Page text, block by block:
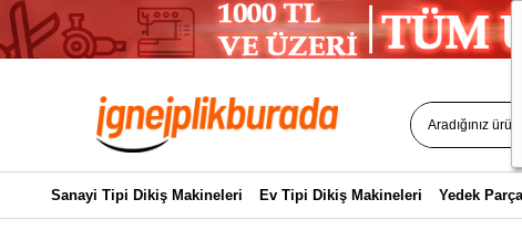
Sanayi Tipi Dikiş Makineleri Ev Tipi Dikiş Makineleri Yedek